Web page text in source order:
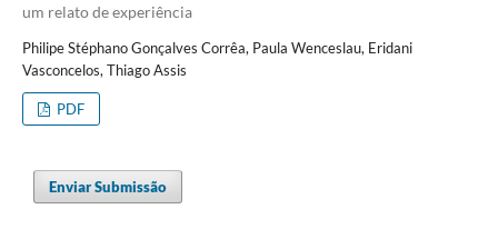
um relato de experiência
Philipe Stéphano Gonçalves Corrêa, Paula Wenceslau, Eridani
Vasconcelos, Thiago Assis
PDF
Enviar Submissão